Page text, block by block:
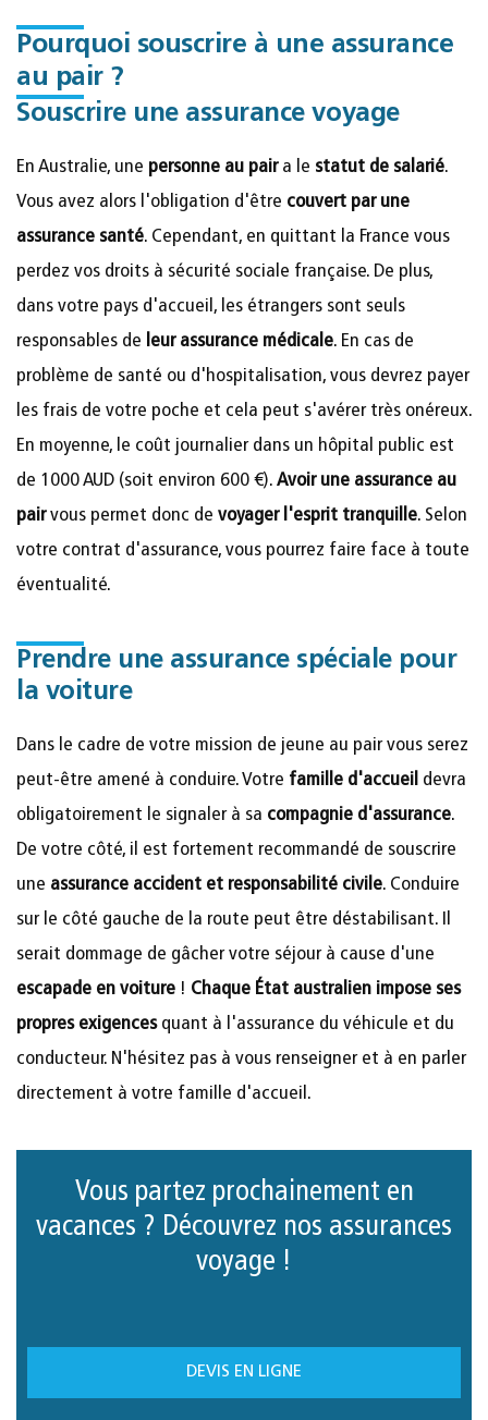
Pourquoi souscrire à une assurance
au pair ?
Souscrire une assurance voyage
En Australie, une personne au paira le statut de salarié.
Vous avez alors l'obligation d'être couvert par une
assurance santé. Cependant, en quittant la France vous
perdez vos droits à sécurité sociale française. De plus,
dans votre pays d'accueil, les étrangers sont seuls
responsables de leur assurance médicale. En cas de
problème de santé ou d'hospitalisation, vous devrez payer
les frais de votre poche et cela peut s'avérer très onéreux.
En moyenne, le coût journalier dans un hôpital public est
de 1000 AUD (soit environ 600 €). Avoir une assurance au
pairvous permet donc de voyager l'esprit tranquille. Selon
votre contrat d'assurance, vous pourrez faire face à toute
éventualité.
Prendre une assurance spéciale pour
la voiture
Dans le cadre de votre mission de jeune au pair vous serez
peut-être amené à conduire. Votre famille d'accueil devra
obligatoirement le signaler à sa compagnie d'assurance.
De votre côté, il est fortement recommandé de souscrire
une assurance accident et responsabilité civile. Conduire
sur le côté gauche de la route peut être déstabilisant. Il
serait dommage de gâcher votre séjour à cause d'une
escapade en voiture ! Chaque État australien impose ses
propres exigencesquant à l'assurance du véhicule et du
conducteur. N'hésitez pas à vous renseigner et à en parler
directement à votre famille d'accueil.
Vous partez prochainement en
vacances ? Découvrez nos assurances
voyage !
DEVIS EN LIGNE